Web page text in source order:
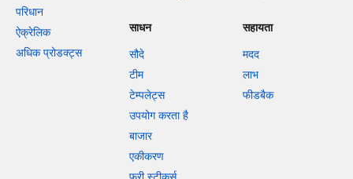
परिधान
ऐक्रेलिक
अधिक प्रोडक्ट्स
साधन
सौदे
टीम
टेम्पलेट्स
उपयोग करता है
बाजार
एकीकरण
फ्री स्टीकर्स
सहायता
मदद
लाभ
फीडबैक